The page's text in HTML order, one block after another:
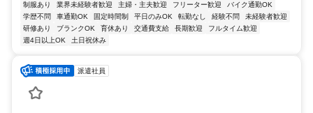
制服あり 業界未経験者歓迎 主婦・主夫歓迎 フリーター歓迎
バイク通勤OK
学歴不問
車通勤OK 固定時間制 平日のみOK 転勤なし 経験不問
未経験者歓迎
研修あり
ブランクOK 育休あり 交通費支給 長期歓迎
フルタイム歓迎
週4日以上OK
土日祝休み
派遣社員